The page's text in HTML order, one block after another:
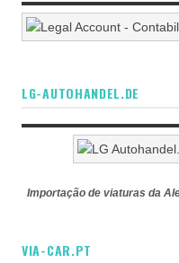
LG-AUTOHANDEL.DE
Importação de viaturas da
VIA-CAR.PT